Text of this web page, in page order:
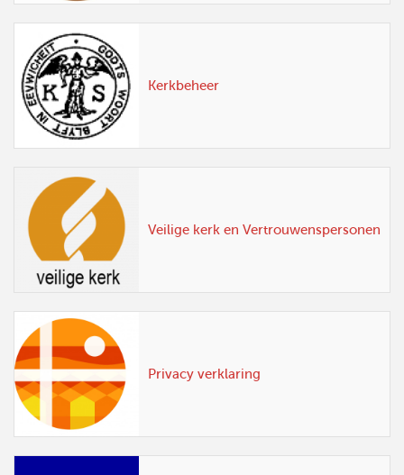
Kerkbeheer
Veilige kerk en Vertrouwenspersonen
Privacy verklaring